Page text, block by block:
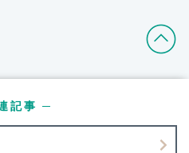
記事 ─